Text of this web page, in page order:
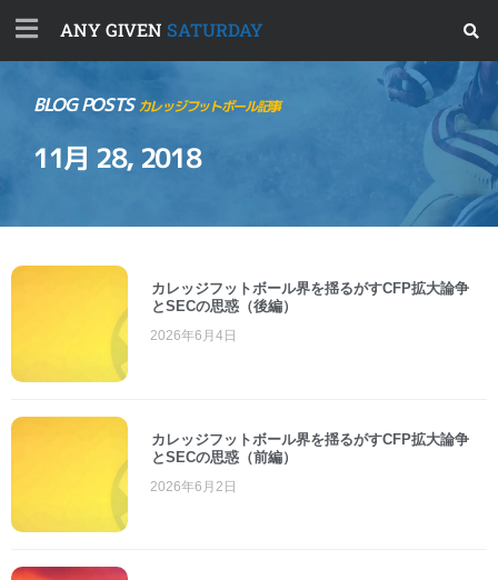
ANY GIVEN SATURDAY
BLOG POSTSカレッジフットボール記事
11月 28, 2018
カレッジフットボール界を揺るがすCFP拡大論争
とSECの思惑（後編）
2026年6月4日
カレッジフットボール界を揺るがすCFP拡大論争
とSECの思惑（前編）
2026年6月2日